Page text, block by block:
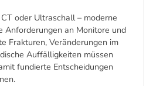
oder Ultraschall – moderne
Anforderungen an Monitore und
Frakturen, Veränderungen im
Auffälligkeiten müssen
fundierte Entscheidungen